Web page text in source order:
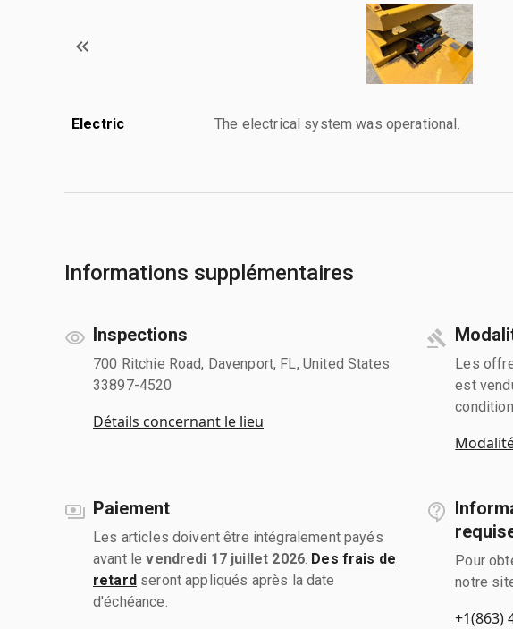
Electric The electrical system was operational.
Informations supplémentaires
Inspections
700 Ritchie Road, Davenport, FL, United States
33897-4520
Détails concernant le lieu
Les
est
Paiement
Les articles doivent être intégralement payés
avant levendredi 17 juillet 2026. Des frais de
retardseront appliqués après la date
d'échéance.
Pour
notre
+1(863)